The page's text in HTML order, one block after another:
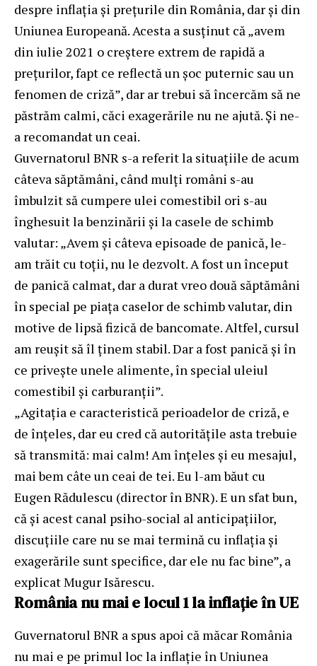
despre inflația și prețurile din România, dar și din
Uniunea Europeană. Acesta a susținut că „avem
din iulie 2021 o creştere extrem de rapidă a
preţurilor, fapt ce reflectăun şoc puternic sau un
fenomen de criză”, dar ar trebui să încercăm să ne
păstrăm calmi, căci exagerările nu ne ajută. Și ne-
a recomandat un ceai.
Guvernatorul BNR s-a referit la situațiile de acum
câteva săptămâni, când mulți români s-au
îmbulzit să cumpere ulei comestibil ori s-au
înghesuit la benzinării și la casele de schimb
valutar: „Avem şi câteva episoade de panică, le-
am trăit cu toţii, nu le dezvolt. A fost un început
de panică calmat, dar a durat vreo două săptămâni
în special pe piaţa caselor de schimb valutar, din
motive de lipsă fizică de bancomate. Altfel, cursul
am reuşit să îl ţinem stabil. Dar a fost panică şi în
ce priveşte unele alimente, în special uleiul
comestibil şi carburanţii”.
„Agitația e caracteristică perioadelor de criză, e
de înțeles, dar eu cred că autoritățile asta trebuie
să transmită: mai calm! Am înțeles și eu mesajul,
mai bem câte un ceai de tei. Eu l-am băut cu
Eugen Rădulescu (director în BNR). E un sfat bun,
că și acest canal psiho-social al anticipațiilor,
discuțiile care nu se mai termină cu inflația și
exagerările sunt specifice, dar ele nu fac bine”, a
explicat Mugur Isărescu.
România nu mai e locul 1 la inflație în UE
Guvernatorul BNR a spus apoi că măcar România
nu mai e pe primul loc la inflație în Uniunea